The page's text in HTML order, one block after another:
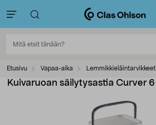
Etusivu Vapaa-aika Lemmikkieläintarvikkeet
Kuivaruoan säilytysastia Curver 6 l